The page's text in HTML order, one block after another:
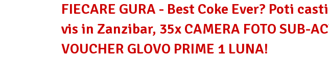
FIECARE GURA - Best Coke Ever? Poti
vis in Zanzibar, 35x CAMERA FOTO SUB-
VOUCHER GLOVO PRIME 1 LUNA!